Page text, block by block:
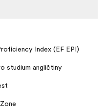
Index (EF EPI)
studium angličtiny